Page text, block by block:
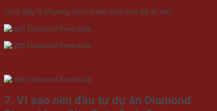
Dưới đây là phương thức thanh toán của dự án này
7. Vì sao nên đầu tư dự án Diamond